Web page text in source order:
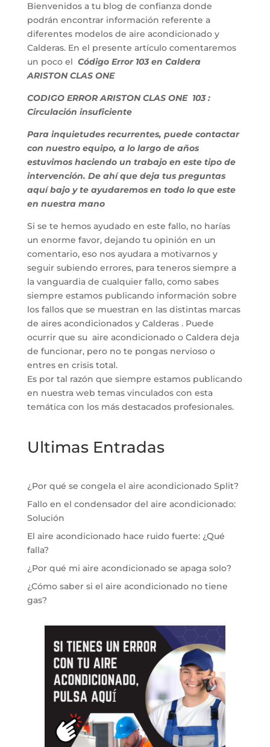
Bienvenidos a tu blog de confianza donde
podrán encontrar información referente a
diferentes modelos de aire acondicionado y
Calderas. En el presente artículo comentaremos
un poco el Código Error 103 en Caldera
ARISTON CLAS ONE
CODIGO ERROR ARISTON CLAS ONE 103 :
Circulación insuficiente
Para inquietudes recurrentes, puede contactar
con nuestro equipo, a lo largo de años
estuvimos haciendo un trabajo en este tipo de
intervención. De ahí que deja tus preguntas
aquí bajo y te ayudaremos en todo lo que este
en nuestra mano
Si se te hemos ayudado en este fallo, no harías
un enorme favor, dejando tu opinión en un
comentario, eso nos ayudara a motivarnos y
seguir subiendo errores, para teneros siempre a
la vanguardia de cualquier fallo, como sabes
siempre estamos publicando información sobre
los fallos que se muestran en las distintas marcas
de aires acondicionados y Calderas . Puede
ocurrir que su aire acondicionado o Caldera deja
de funcionar, pero no te pongas nervioso o
entres en crisis total.
Es por tal razón que siempre estamos publicando
en nuestra web temas vinculados con esta
temática con los más destacados profesionales.
Ultimas Entradas
¿Por qué se congela el aire acondicionado Split?
Fallo en el condensador del aire acondicionado:
Solución
El aire acondicionado hace ruido fuerte: ¿Qué
falla?
¿Por qué mi aire acondicionado se apaga solo?
¿Cómo saber si el aire acondicionado no tiene
gas?